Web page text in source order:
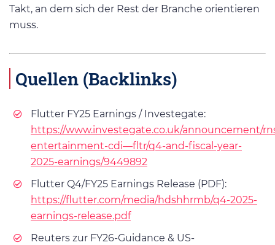
Takt, an dem sich der Rest der Branche orientieren
muss.
Quellen (Backlinks)
Flutter FY25 Earnings / Investegate:
https://www.investegate.co.uk/announcement/
entertainment-cdi—fltr/q4-and-fiscal-year-
2025-earnings/9449892
Flutter Q4/FY25 Earnings Release (PDF):
https://flutter.com/media/hdshhrmb/q4-2025-
earnings-release.pdf
Reuters zur FY26-Guidance & US-